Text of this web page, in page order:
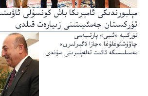
مېلبورندىكى ئامېرىكا باش كونسۇلى
تۈركسىتان جەمئىيىتىنى زىيارەت قىلدى
تۈركىيە «ئىيى» پارتىيەسى
چاۋۇشئوغلۇغا «جازا لاگېرلىرى»
مەسىلىسىگە ئائىت تەلەپلىرىنى سۇندى